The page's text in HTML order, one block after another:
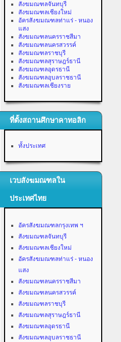
สังฆมณฑลจันทบุรี
สังฆมณฑลเชียงใหม่
อัครสังฆมณฑลท่าแร่ - หนอง
แสง
สังฆมณฑลนครราชสีมา
สังฆมณฑลนครสวรรค์
สังฆมณฑลราชบุรี
สังฆมณฑลสุราษฎร์ธานี
สังฆมณฑลอุดรธานี
สังฆมณฑลอุบลราชธานี
สังฆมณฑลเชียงราย
ที่ตั้งสถานศึกษาคาทอลิก
ทั้งประเทศ
เวบสังฆมณฑลใน
ประเทศไทย
อัครสังฆมณฑลกรุงเทพ ฯ
สังฆมณฑลจันทบุรี
สังฆมณฑลเชียงใหม่
อัครสังฆมณฑลท่าแร่ - หนอง
แสง
สังฆมณฑลนครราชสีมา
สังฆมณฑลนครสวรรค์
สังฆมณฑลราชบุรี
สังฆมณฑลสุราษฎร์ธานี
สังฆมณฑลอุดรธานี
สังฆมณฑลอุบลราชธานี